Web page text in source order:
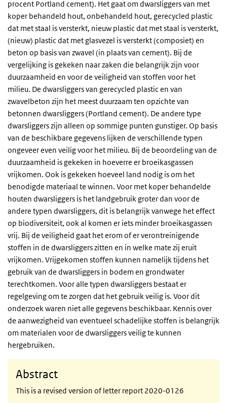
procent Portland cement). Het gaat om dwarsliggers van met
koper behandeld hout, onbehandeld hout, gerecycled plastic
dat met staal is versterkt, nieuw plastic dat met staal is versterkt,
(nieuw) plastic dat met glasvezel is versterkt (composiet) en
beton op basis van zwavel (in plaats van cement). Bij de
vergelijking is gekeken naar zaken die belangrijk zijn voor
duurzaamheid en voor de veiligheid van stoffen voor het
milieu. De dwarsliggers van gerecycled plastic en van
zwavelbeton zijn het meest duurzaam ten opzichte van
betonnen dwarsliggers (Portland cement). De andere type
dwarsliggers zijn alleen op sommige punten gunstiger. Op basis
van de beschikbare gegevens lijken de verschillende typen
ongeveer even veilig voor het milieu. Bij de beoordeling van de
duurzaamheid is gekeken in hoeverre er broeikasgassen
vrijkomen. Ook is gekeken hoeveel land nodig is om het
benodigde materiaal te winnen. Voor met koper behandelde
houten dwarsliggers is het landgebruik groter dan voor de
andere typen dwarsliggers, dit is belangrijk vanwege het effect
op biodiversiteit, ook al komen er iets minder broeikasgassen
vrij. Bij de veiligheid gaat het erom of er verontreinigende
stoffen in de dwarsliggers zitten en in welke mate zij eruit
vrijkomen. Vrijgekomen stoffen kunnen namelijk tijdens het
gebruik van de dwarsliggers in bodem en grondwater
terechtkomen. Voor alle typen dwarsliggers bestaat er
regelgeving om te zorgen dat het gebruik veilig is. Voor dit
onderzoek waren niet alle gegevens beschikbaar. Kennis over
de aanwezigheid van eventueel schadelijke stoffen is belangrijk
om materialen voor de dwarsliggers veilig te kunnen
hergebruiken.
Abstract
This is a revised version of letter report 2020-0126